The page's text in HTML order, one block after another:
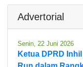
Advertorial
Senin, 22 Juni 2026
Ketua DPRD